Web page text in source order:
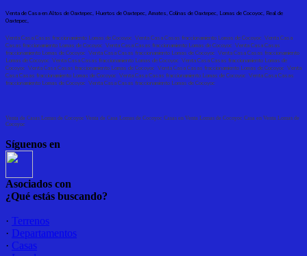
Venta de Casa enAltos de Oaxtepec, Huertos de Oaxtepec, Amates, Colinas de Oaxtepec, Lomas de Cocoyoc, Real de
Oaxtepec,
Venta Casa Casas fraccionamiento Lomas de Cocoyoc Venta Casa Casas fraccionamiento Lomas de Cocoyoc Venta Casa
Casas fraccionamiento Lomas de Cocoyoc Venta Casa Casas fraccionamiento Lomas de Cocoyoc Venta Casa Casas
fraccionamiento Lomas de Cocoyoc Venta Casa Casas fraccionamiento Lomas de Cocoyoc Venta Casa Casas fraccionamiento
Lomas de Cocoyoc Venta Casa Casas fraccionamiento Lomas de Cocoyoc Venta Casa Casas fraccionamiento Lomas de
Cocoyoc Venta Casa Casas fraccionamiento Lomas de Cocoyoc Venta Casa Casas fraccionamiento Lomas de Cocoyoc Venta
Casa Casas fraccionamiento Lomas de Cocoyoc Venta Casa Casas fraccionamiento Lomas de Cocoyoc Venta Casa Casas
fraccionamiento Lomas de Cocoyoc Venta Casa Casas fraccionamiento Lomas de Cocoyoc
Venta de Casas Lomas de Cocoyoc Venta de Casa Lomas de Cocoyoc Casas en Venta Lomas de Cocoyoc Casa en Venta Lomas de
Cocoyoc
Síguenos en
Asociados con
¿Qué estás buscando?
· Terrenos
· Departamentos
· Casas